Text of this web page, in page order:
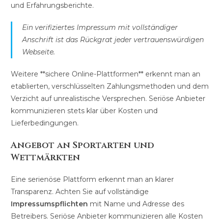
und Erfahrungsberichte.
Ein verifiziertes Impressum mit vollständiger
Anschrift ist das Rückgrat jeder vertrauenswürdigen
Webseite.
Weitere **sichere Online-Plattformen** erkennt man an
etablierten, verschlüsselten Zahlungsmethoden und dem
Verzicht auf unrealistische Versprechen. Seriöse Anbieter
kommunizieren stets klar über Kosten und
Lieferbedingungen.
Angebot an Sportarten und
Wettmärkten
Eine serienöse Plattform erkennt man an klarer
Transparenz. Achten Sie auf vollständige
Impressumspflichten mit Name und Adresse des
Betreibers. Seriöse Anbieter kommunizieren alle Kosten